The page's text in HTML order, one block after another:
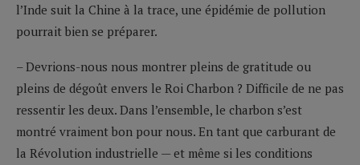
l’Inde suit la Chine à la trace, une épidémie de pollution
pourrait bien se préparer.
– Devrions-nous nous montrer pleins de gratitude ou
pleins de dégoût envers le Roi Charbon ? Difficile de ne pas
ressentir les deux. Dans l’ensemble, le charbon s’est
montré vraiment bon pour nous. En tant que carburant de
la Révolution industrielle — et même si les conditions